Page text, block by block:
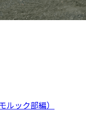
ルック部編）